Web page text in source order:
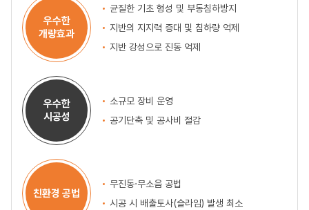
우수한
개량효과
균질한 기초 형성 및 부동침하방지
지반의 지지력 증대 및 침하량 억제
지반 강성으로 진동 억제
우수한
시공성
소규모 장비 운영
공기단축 및 공사비 절감
친환경 공법
무진동·무소음 공법
시공 시 배출토사(슬라임) 발생 최소